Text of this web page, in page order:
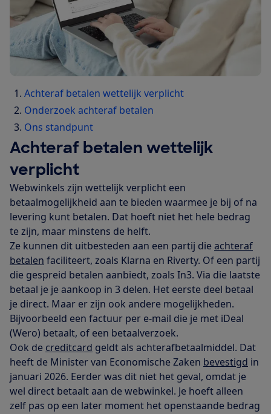
Achteraf betalen wettelijk verplicht
Onderzoek achteraf betalen
Ons standpunt
Achteraf betalen wettelijk
verplicht
Webwinkels zijn wettelijk verplicht een
betaalmogelijkheid aan te bieden waarmee je bij of na
levering kunt betalen. Dat hoeft niet het hele bedrag
te zijn, maar minstens de helft.
Ze kunnen dit uitbesteden aan een partij dieachteraf
betalen faciliteert, zoals Klarna en Riverty. Of een partij
die gespreid betalen aanbiedt, zoals In3. Via die laatste
betaal je je aankoop in 3 delen. Het eerste deel betaal
je direct. Maar er zijn ook andere mogelijkheden.
Bijvoorbeeld een factuur per e-mail die je met iDeal
(Wero) betaalt, of een betaalverzoek.
Ook de creditcard geldt als achterafbetaalmiddel. Dat
heeft de Minister van Economische Zaken bevestigd in
januari 2026. Eerder was dit niet het geval, omdat je
wel direct betaalt aan de webwinkel. Je hoeft alleen
zelf pas op een later moment het openstaande bedrag